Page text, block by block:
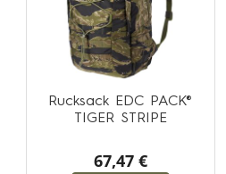
Rucksack EDC PACK®
TIGER STRIPE
67,47 €